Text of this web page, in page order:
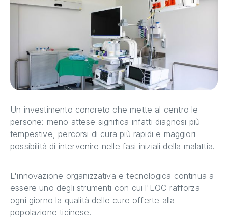
Un investimento concreto che mette al centro le
persone: meno attese significa infatti diagnosi più
tempestive, percorsi di cura più rapidi e maggiori
possibilità di intervenire nelle fasi iniziali della malattia.
L'innovazione organizzativa e tecnologica continua a
essere uno degli strumenti con cui l'EOC rafforza
ogni giorno la qualità delle cure offerte alla
popolazione ticinese.